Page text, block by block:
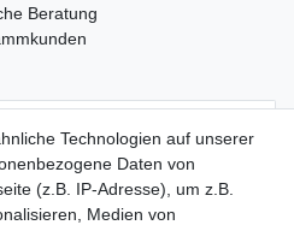
Beratung
Daten­schutz­erklärung
Technologien auf unserer
Daten von
(z.B. IP-Adresse), um z.B.
Medien von